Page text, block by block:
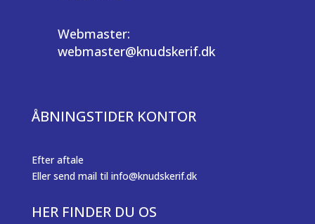
Webmaster:
webmaster@knudskerif.dk
ÅBNINGSTIDER KONTOR
Efter aftale
Eller send mail til info@knudskerif.dk
HER FINDER DU OS